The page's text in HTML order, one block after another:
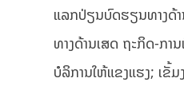
ແລກປ່ຽນບົດຮຽນທາງດ້
ທາງດ້ານເສດ ຖະກິດ-ກາ
ບໍລິການໃຫ້ແຂງແຮງ; ເຂັ້